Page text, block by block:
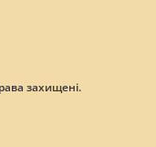
захищені.